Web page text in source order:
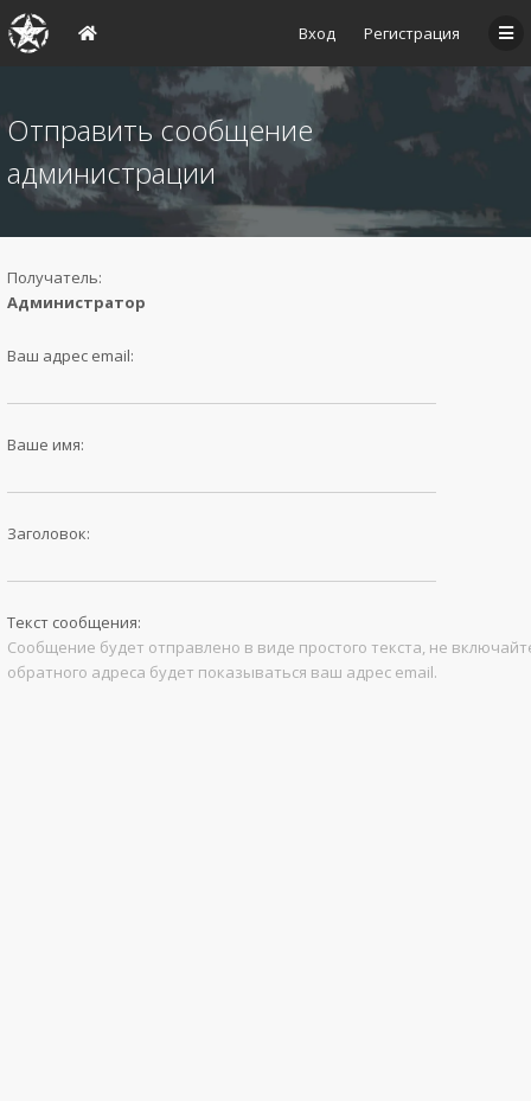
Вход Регистрация
Отправить сообщение
администрации
Получатель:
Администратор
Ваш адрес email:
Ваше имя:
Заголовок:
Текст сообщения:
Сообщение будет отправлено в виде простого текста, не
обратного адреса будет показываться ваш адрес email.